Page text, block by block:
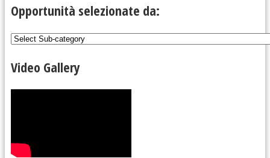
Opportunità selezionate da:
Video Gallery